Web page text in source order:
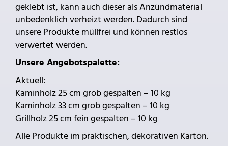
geklebt ist, kann auch dieser als Anzündmaterial
unbedenklich verheizt werden. Dadurch sind
unsere Produkte müllfrei und können restlos
verwertet werden.
Unsere Angebotspalette:
Aktuell:
Kaminholz 25 cm grob gespalten – 10 kg
Kaminholz 33 cm grob gespalten – 10 kg
Grillholz 25 cm fein gespalten – 10 kg
Alle Produkte im praktischen, dekorativen Karton.